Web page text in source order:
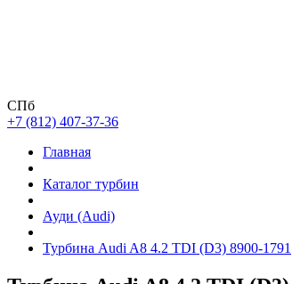
СПб
+7 (812) 407-37-36
Главная
Каталог турбин
Ауди (Audi)
Турбина Audi A8 4.2 TDI (D3) 8900-1791